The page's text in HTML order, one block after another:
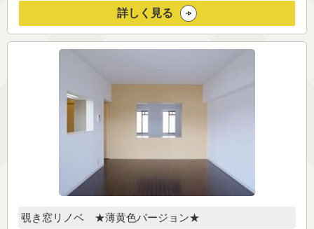
詳しく見る
覗き窓リノベ ★薄黄色バージョン★